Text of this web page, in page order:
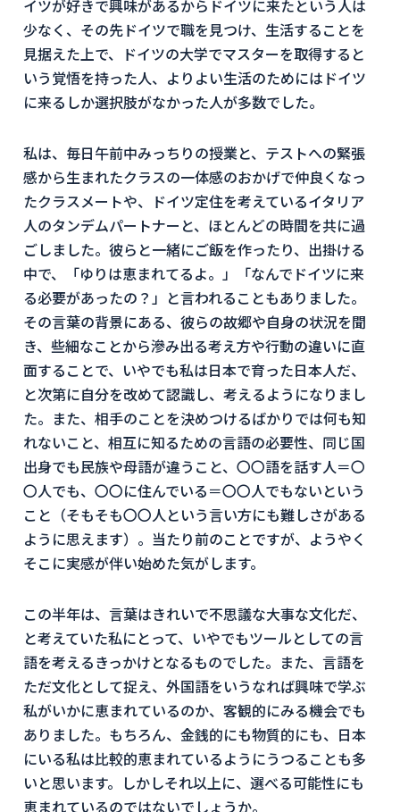
イツが好きで興味があるからドイツに来たという人は
少なく、その先ドイツで職を見つけ、生活することを
見据えた上で、ドイツの大学でマスターを取得すると
いう覚悟を持った人、よりよい生活のためにはドイツ
に来るしか選択肢がなかった人が多数でした。
私は、毎日午前中みっちりの授業と、テストへの緊張
感から生まれたクラスの一体感のおかげで仲良くなっ
たクラスメートや、ドイツ定住を考えているイタリア
人のタンデムパートナーと、ほとんどの時間を共に過
ごしました。彼らと一緒にご飯を作ったり、出掛ける
中で、「ゆりは恵まれてるよ。」「なんでドイツに来
る必要があったの？」と言われることもありました。
その言葉の背景にある、彼らの故郷や自身の状況を聞
き、些細なことから滲み出る考え方や行動の違いに直
面することで、いやでも私は日本で育った日本人だ、
と次第に自分を改めて認識し、考えるようになりまし
た。また、相手のことを決めつけるばかりでは何も知
れないこと、相互に知るための言語の必要性、同じ国
出身でも民族や母語が違うこと、〇〇語を話す人＝〇
〇人でも、〇〇に住んでいる＝〇〇人でもないという
こと（そもそも〇〇人という言い方にも難しさがある
ように思えます）。当たり前のことですが、ようやく
そこに実感が伴い始めた気がします。
この半年は、言葉はきれいで不思議な大事な文化だ、
と考えていた私にとって、いやでもツールとしての言
語を考えるきっかけとなるものでした。また、言語を
ただ文化として捉え、外国語をいうなれば興味で学ぶ
私がいかに恵まれているのか、客観的にみる機会でも
ありました。もちろん、金銭的にも物質的にも、日本
にいる私は比較的恵まれているようにうつることも多
いと思います。しかしそれ以上に、選べる可能性にも
恵まれているのではないでしょうか。